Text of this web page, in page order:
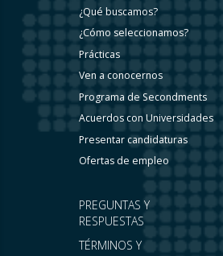
PREGUNTAS Y
RESPUESTAS
TÉRMINOS Y
¿Qué buscamos?
¿Cómo seleccionamos?
Prácticas
Ven a conocernos
Programa de Secondments
Acuerdos con Universidades
Presentar candidaturas
Ofertas de empleo